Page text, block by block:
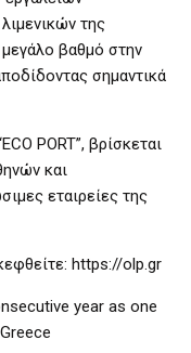
της
βαθμό στην
σημαντικά
PORT”, βρίσκεται
και
εταιρείες της
https://olp.gr
year as one